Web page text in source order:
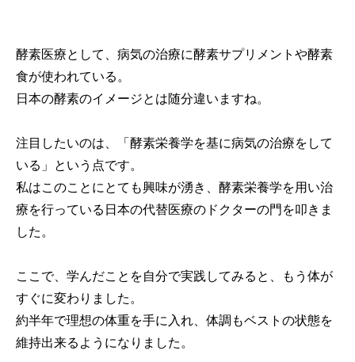
酵素医療として、病気の治療に酵素サプリメントや酵素
食が使われている。
日本の酵素のイメージとは随分違いますね。
注目したいのは、「酵素栄養学を基に病気の治療をして
いる」という点です。
私はこのことにとても興味が湧き、酵素栄養学を用い治
療を行っている日本の代替医療のドクターの門を叩きま
した。
ここで、学んだことを自分で実践してみると、もう体が
すぐに変わりました。
約半年で理想の体重を手に入れ、体調もベストの状態を
維持出来るようになりました。